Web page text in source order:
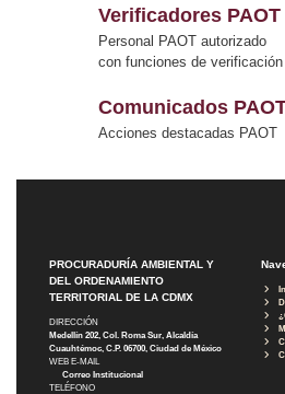
Verificadores PAOT
Personal PAOT autorizado
con funciones de verificación
Comunicados
Acciones destacadas PAOT
PROCURADURÍA AMBIENTAL Y
DEL ORDENAMIENTO
TERRITORIAL DE LA CDMX
DIRECCIÓN
Medellín 202, Col. Roma Sur, Alcaldía
Cuauhtémoc, C.P. 06700, Ciudad de México
WEB E-MAIL
Correo Institucional
TELÉFONO